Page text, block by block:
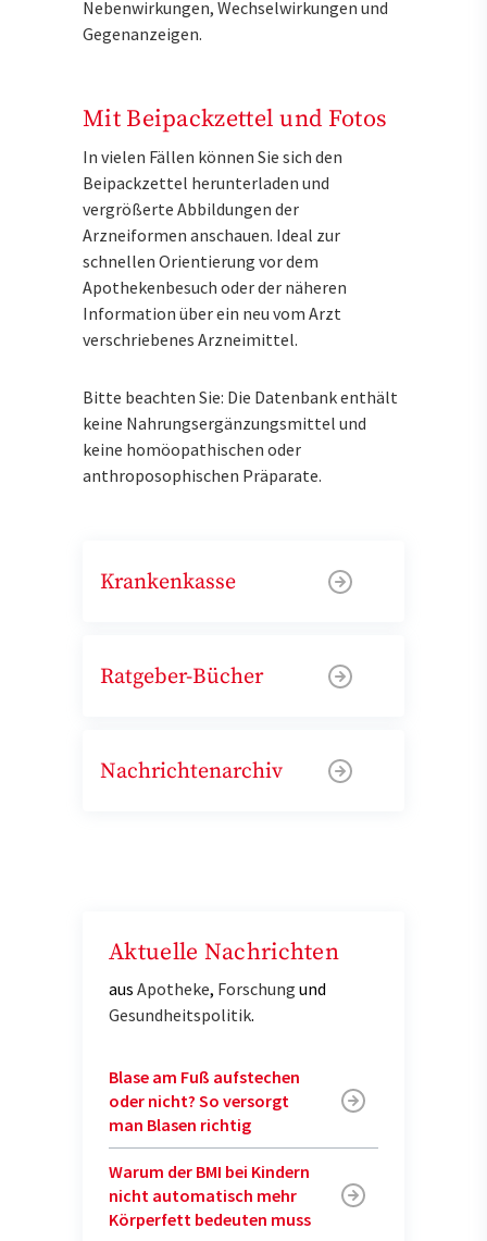
Nebenwirkungen, Wechselwirkungen und
Gegenanzeigen.
Mit Beipackzettel und Fotos
In vielen Fällen können Sie sich den
Beipackzettel herunterladen und
vergrößerte Abbildungen der
Arzneiformen anschauen. Ideal zur
schnellen Orientierung vor dem
Apothekenbesuch oder der näheren
Information über ein neu vom Arzt
verschriebenes Arzneimittel.
Bitte beachten Sie: Die Datenbank enthält
keine Nahrungsergänzungsmittel und
keine homöopathischen oder
anthroposophischen Präparate.
Krankenkasse
Ratgeber-Bücher
Nachrichtenarchiv
Aktuelle Nachrichten
aus Apotheke, Forschung und
Gesundheitspolitik.
Blase am Fuß aufstechen
oder nicht? So versorgt
man Blasen richtig
Warum der BMI bei Kindern
nicht automatisch mehr
Körperfett bedeuten muss